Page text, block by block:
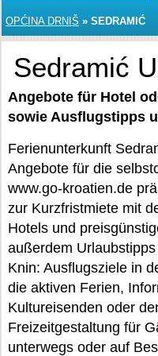
OPĆINA DRNIŠ » SEDRAMIĆ
Sedramić
Angebote für Hotel
sowie Ausflugstipps
Ferienunterkunft
Angebote für die
www.go-kroatien.de
zur Kurzfristmiete mit
Hotels und
außerdem
Knin: Ausflugsziele in
die aktiven Ferien,
Kultureisenden oder
Freizeitgestaltung für
unterwegs oder auf